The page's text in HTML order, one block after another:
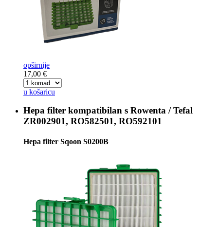
opširnije
17,00 €
u košaricu
Hepa filter kompatibilan s Rowenta / Tefal
ZR002901, RO582501, RO592101
Hepa filter Sqoon S0200B